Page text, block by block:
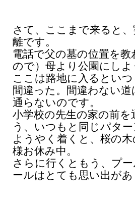
さて、ここまで来ると
離です。
電話で父の墓の位置を
ので）母より公園にし
ここは路地に入るとい
間違った。間違わない
通らないのです。
小学校の先生の家の前
う、いつもと同じパター
ようやく着くと、桜の
様お休み中。
さらに行くともう、プ
ールはとても思い出があ